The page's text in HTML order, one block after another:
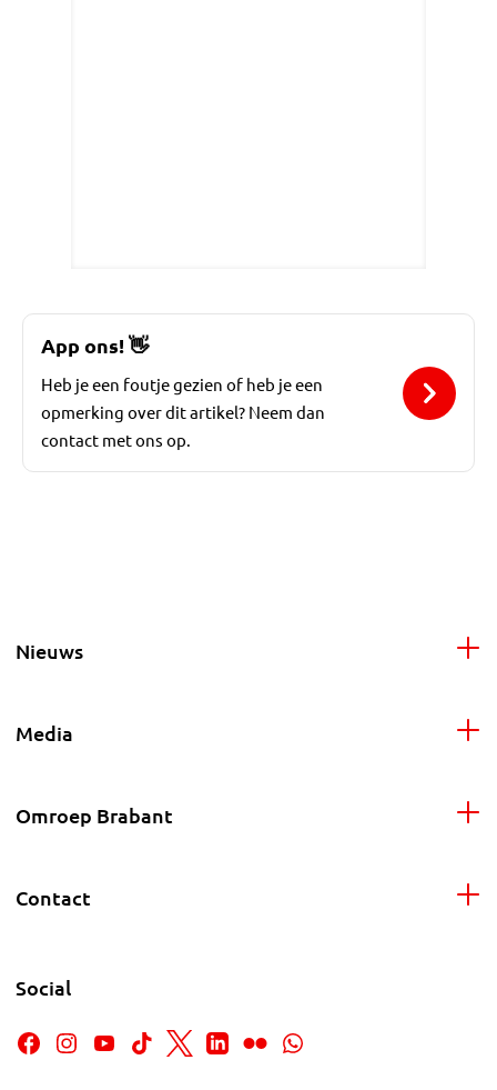
App ons!👋
Heb je een foutje gezien of heb je een
opmerking over dit artikel? Neem dan
contact met ons op.
Nieuws
Media
Omroep Brabant
Contact
Social